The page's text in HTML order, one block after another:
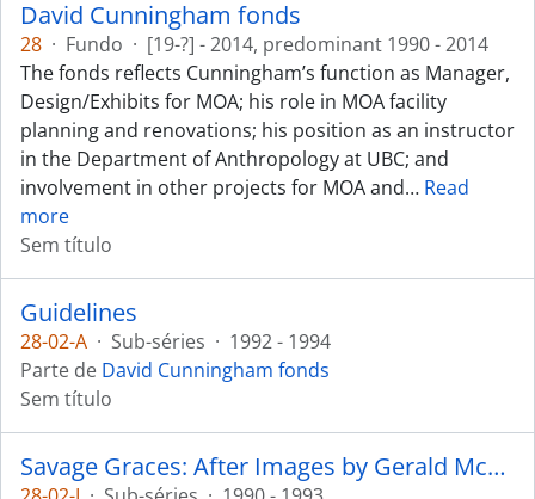
David Cunningham fonds
28 · Fundo · [19-?] - 2014, predominant 1990 - 2014
The fonds reflects Cunningham’s function as Manager,
Design/Exhibits for MOA; his role in MOA facility
planning and renovations; his position as an instructor
in the Department of Anthropology at UBC; and
involvement in other projects for MOA and… Read
more
Sem título
Guidelines
28-02-A · Sub-séries · 1992 - 1994
Parte de David Cunningham fonds
Sem título
Savage Graces: After Images by Gerald McMaster